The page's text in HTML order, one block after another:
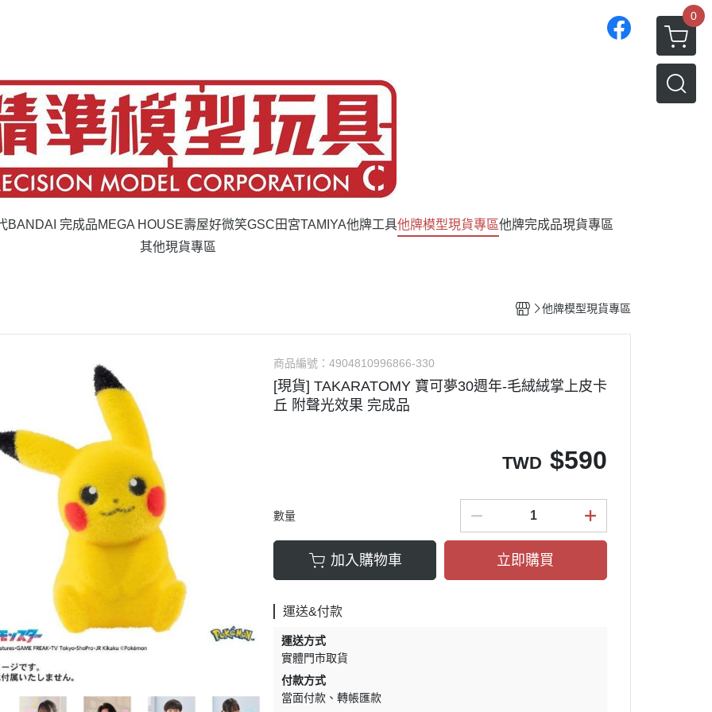
0
BANDAI 完成品MEGA HOUSE壽屋好微笑GSC田宮TAMIYA他牌工具他牌模型現貨專區他牌完成品現貨專區
其他現貨專區
他牌模型現貨專區
商品編號：4904810996866-330
[現貨] TAKARATOMY 寶可夢30週年-毛絨絨掌上皮卡
丘 附聲光效果 完成品
TWD $590
數量
加入購物車 立即購買
運送&付款
運送方式
實體門市取貨
付款方式
當面付款
轉帳匯款